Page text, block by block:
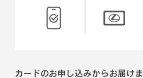
カードのお申し込みからお届け